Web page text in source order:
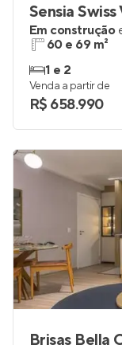
Sensia
Em construção
60 e 69 m²
1 e 2
Venda a partir de
R$ 658.990
Brisas Bella